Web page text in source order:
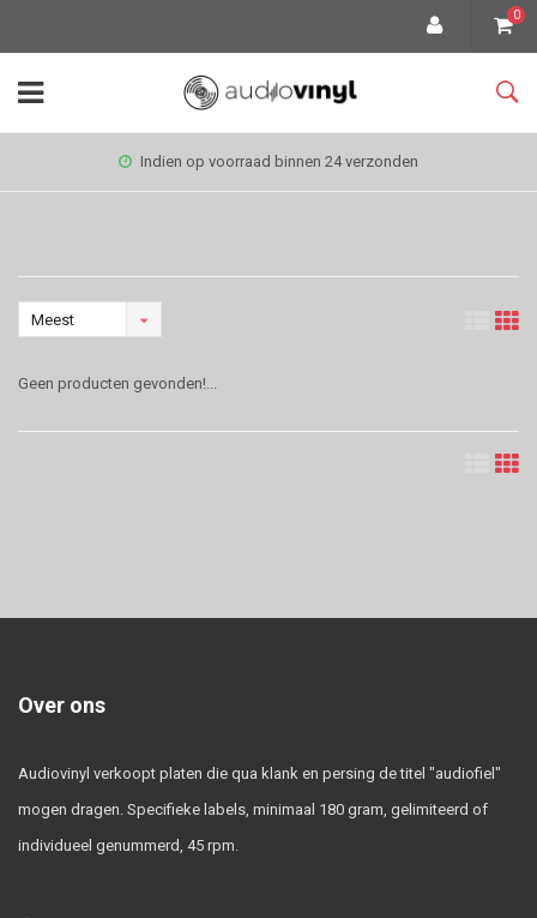
0
Indien op voorraad binnen 24 verzonden
Meest
Geen producten gevonden!...
Over ons
Audiovinyl verkoopt platen die qua klank en persing de titel "audiofiel"
mogen dragen. Specifieke labels, minimaal 180 gram, gelimiteerd of
individueel genummerd, 45 rpm.